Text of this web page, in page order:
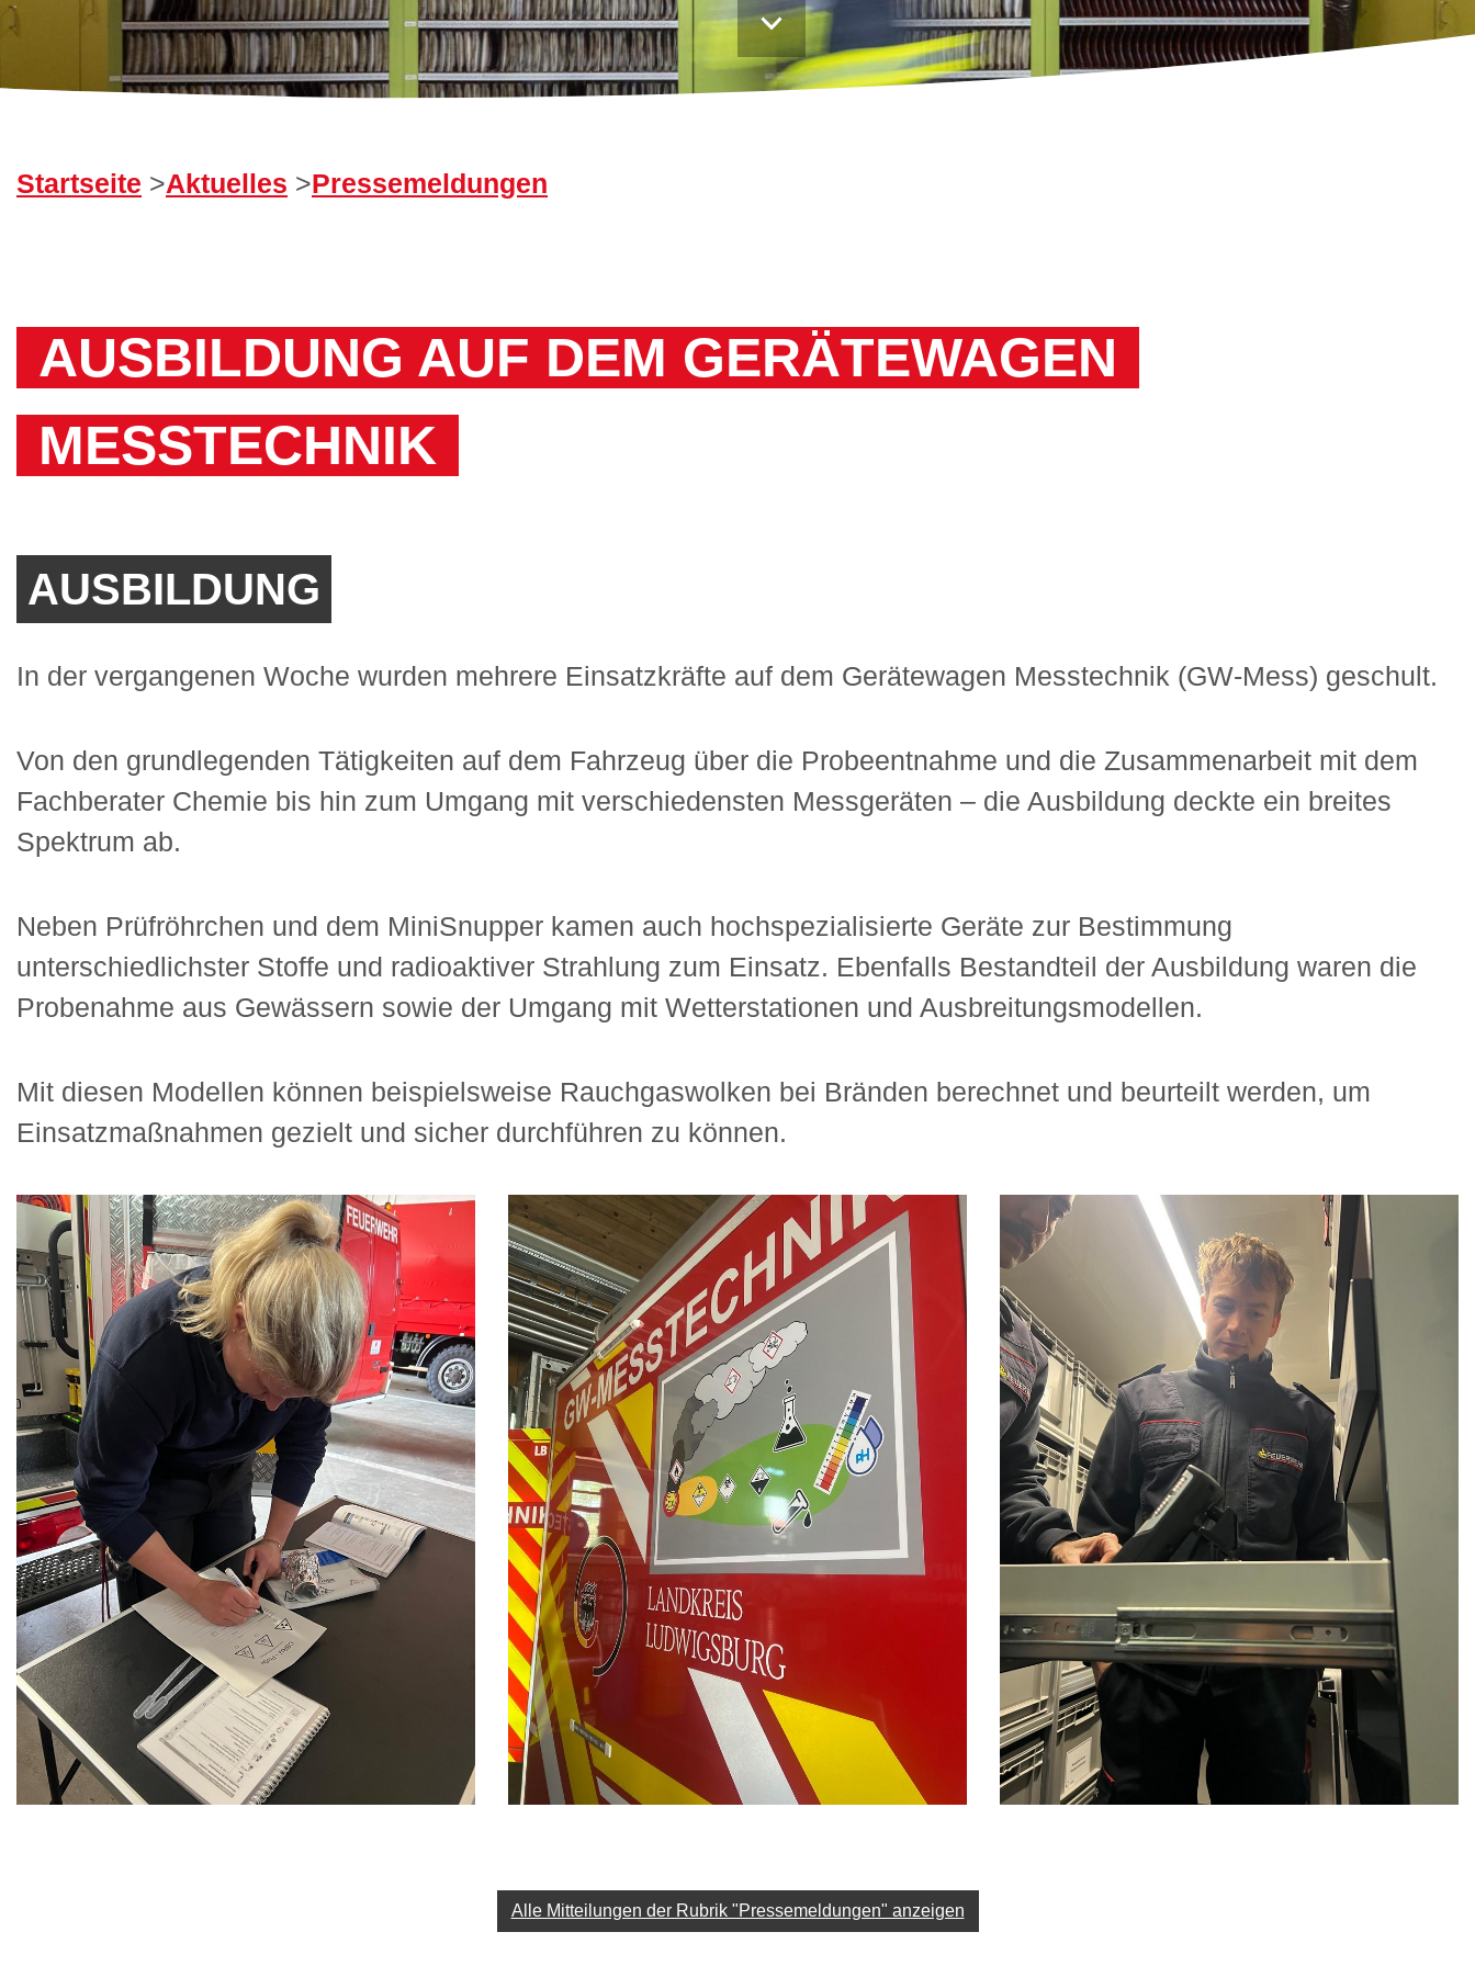
Praktikum und BUFDI
Feedback
Startseite >Aktuelles >Pressemeldungen
AUSBILDUNG AUF DEM GERÄTEWAGEN
MESSTECHNIK
AUSBILDUNG
In der vergangenen Woche wurden mehrere Einsatzkräfte auf dem Gerätewagen Messtechnik (GW-Mess) geschult.
Von den grundlegenden Tätigkeiten auf dem Fahrzeug über die Probeentnahme und die Zusammenarbeit mit dem
Fachberater Chemie bis hin zum Umgang mit verschiedensten Messgeräten – die Ausbildung deckte ein breites
Spektrum ab.
Neben Prüfröhrchen und dem MiniSnupper kamen auch hochspezialisierte Geräte zur Bestimmung
unterschiedlichster Stoffe und radioaktiver Strahlung zum Einsatz. Ebenfalls Bestandteil der Ausbildung waren die
Probenahme aus Gewässern sowie der Umgang mit Wetterstationen und Ausbreitungsmodellen.
Mit diesen Modellen können beispielsweise Rauchgaswolken bei Bränden berechnet und beurteilt werden, um
Einsatzmaßnahmen gezielt und sicher durchführen zu können.
Alle Mitteilungen der Rubrik "Pressemeldungen" anzeigen